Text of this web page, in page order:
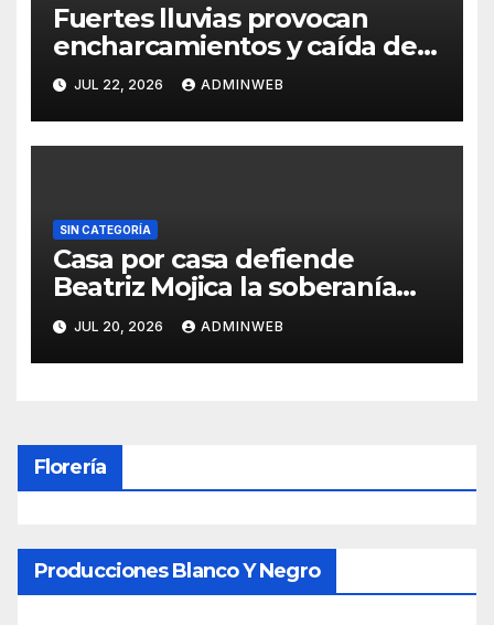
Fuertes lluvias provocan
encharcamientos y caída de
un árbol, sin daños graves en
Acapulco
JUL 22, 2026 ADMINWEB
SIN CATEGORÍA
Casa por casa defiende
Beatriz Mojica la soberanía
nacional en Tlapa
JUL 20, 2026 ADMINWEB
Florería
Producciones Blanco Y Negro